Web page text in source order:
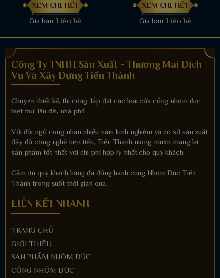
XEM CHI TIẾT
Giá bán: Liên hệ
XEM CHI TIẾT
Giá bán: Liên hệ
Công Ty TNHH Sản Xuất - Thương Mai Dịch
Vụ Và Xây Dựng Tiến Thành
Chuyên thiết kế, thi công, lắp đặt các loại cửa cổng nhôm đúc
biệt thự, lâu đài, nhà phố
Với đội ngũ công nhân nhiều năm kinh nghiệm và cơ sở sản xuất
đầy đủ công nghệ tiên tiến, Tiến Thành mong muốn mang lại
sản phẩm tốt nhất với chi phí hợp lý nhất cho quý khách.
Cảm ơn quý khách hàng đã đồng hành cùng Nhôm Đúc Tiến
Thành trong suốt thời gian qua.
LIÊN KẾT NHANH
TRANG CHỦ
GIỚI THIỆU
SẢN PHẨM NHÔM ĐÚC
CỔNG NHÔM ĐÚC